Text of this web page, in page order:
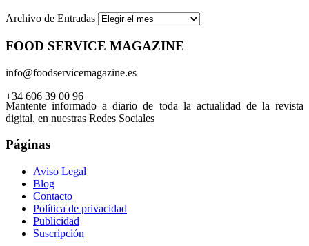
Archivo de Entradas
FOOD SERVICE MAGAZINE
info@foodservicemagazine.es
+34 606 39 00 96
Mantente informado a diario de toda la actualidad de la revista
digital, en nuestras Redes Sociales
Páginas
Aviso Legal
Blog
Contacto
Política de privacidad
Publicidad
Suscripción